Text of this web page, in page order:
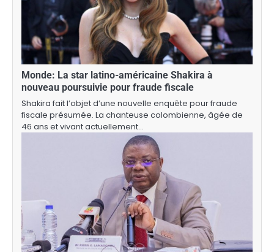
Monde: La star latino-américaine Shakira à
nouveau poursuivie pour fraude fiscale
Shakira fait l’objet d’une nouvelle enquête pour fraude
fiscale présumée. La chanteuse colombienne, âgée de
46 ans et vivant actuellement…